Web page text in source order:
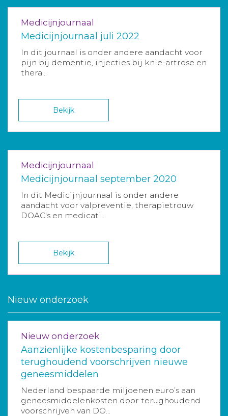
Medicijnjournaal
Medicijnjournaal juli 2022
In dit journaal is onder andere aandacht voor
pijn bij dementie, injecties bij knie-artrose en
thera...
Bekijk
Medicijnjournaal
Medicijnjournaal september 2020
In dit Medicijnjournaal is onder andere
aandacht voor valpreventie, therapietrouw
DOAC's en medicati...
Bekijk
Nieuw onderzoek
Nieuw onderzoek
Aanzienlijke kostenbesparing door
terughoudend voorschrijven nieuwe
geneesmiddelen
Nederland bespaarde miljoenen euro’s aan
geneesmiddelenkosten door terughoudend
voorschrijven van DO...